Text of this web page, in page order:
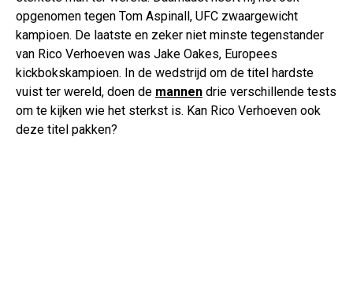
opgenomen tegen Tom Aspinall, UFC zwaargewicht
kampioen. De laatste en zeker niet minste tegenstander
van Rico Verhoeven was Jake Oakes, Europees
kickbokskampioen. In de wedstrijd om de titel hardste
vuist ter wereld, doen de mannen drie verschillende tests
om te kijken wie het sterkst is. Kan Rico Verhoeven ook
deze titel pakken?